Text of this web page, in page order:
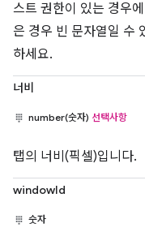
스트 권한이 있는 경우
은 경우 빈 문자열일 수
하세요.
너비
number(숫자) 선택사항
탭의 너비(픽셀)입니다.
windowId
숫자